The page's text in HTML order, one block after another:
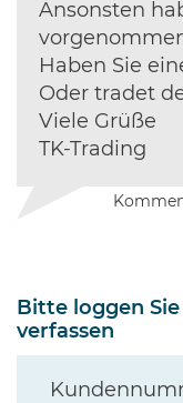
Ansonsten
Haben Sie
Oder tradet
Viele Grüße
TK-Trading
Bitte loggen
verfassen